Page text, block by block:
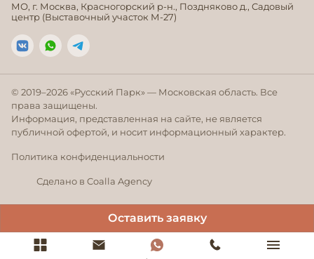
Оставить заявку
МО, г. Москва, Красногорский р-н., Поздняково д., Садовый
центр (Выставочный участок М-27)
© 2019–2026 «Русский Парк» — Московская область. Все
права защищены.
Информация, представленная на сайте, не является
публичной офертой, и носит информационный характер.
Политика конфиденциальности
Сделано в Coalla Agency